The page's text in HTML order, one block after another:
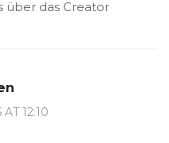
über das Creator
12:10